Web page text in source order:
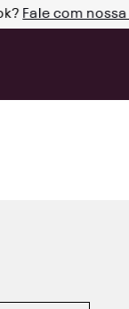
Fale com